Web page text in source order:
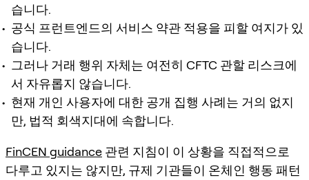
습니다.
공식 프런트엔드의 서비스 약관 적용을 피할 여지가 있
습니다.
그러나 거래 행위 자체는 여전히 CFTC 관할 리스크에
서 자유롭지 않습니다.
현재 개인 사용자에 대한 공개 집행 사례는 거의 없지
만, 법적 회색지대에 속합니다.
FinCEN guidance 관련 지침이 이 상황을 직접적으로
다루고 있지는 않지만, 규제 기관들이 온체인 행동 패턴